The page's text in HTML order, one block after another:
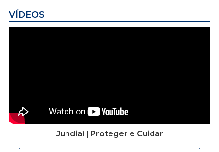
VÍDEOS
Jundiaí | Proteger e Cuidar